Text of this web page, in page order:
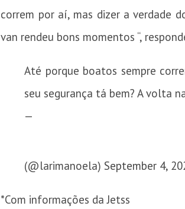
correm por aí, mas dizer a verdade
van rendeu bons momentos “,
Até porque boatos sempre
seu segurança tá bem? A volta
—
(@larimanoela) September 4,
*Com informações da Jetss